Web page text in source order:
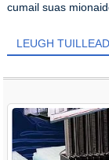
cumail suas
LEUGH